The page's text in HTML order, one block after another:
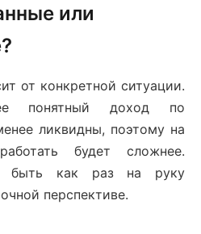
или
от конкретной ситуации.
понятный доход по
ликвидны, поэтому на
будет сложнее.
быть как раз на руку
перспективе.